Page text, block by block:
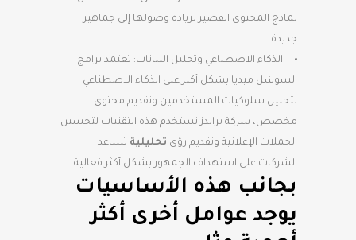
نماذج المحتوى القصير لزيادة وصولها إلى جماهير
جديدة.
الذكاء الاصطناعي وتحليل البيانات: تعتمد برامج
السوشل ميديا بشكل أكبر على الذكاء الاصطناعي
لتحليل سلوكيات المستخدمين وتقديم محتوى
مخصص، شركة براندز تستخدم هذه التقنيات لتحسين
الحملات الإعلانية وتقديم رؤى تحليلية تساعد
الشركات على استهداف الجمهور بشكل أكثر فعالية.
بجانب هذه الأساسيات
يوجد عوامل أخرى أكثر